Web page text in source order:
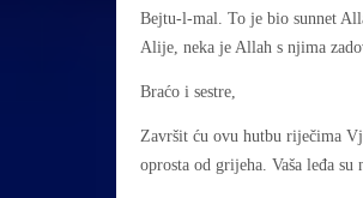
Bejtu-l-mal. To je bio sunnet
Alije, neka je Allah s njima
Braćo i sestre,
Završit ću ovu hutbu riječima
oprosta od grijeha. Vaša leđa